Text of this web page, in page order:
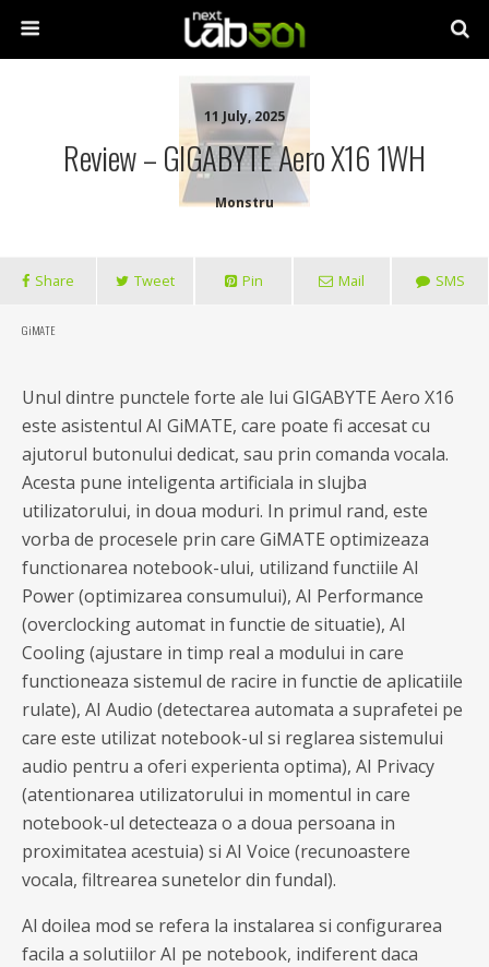
11 July, 2025
Review – GIGABYTE Aero X16 1WH
Monstru
Share Tweet Pin Mail SMS
GiMATE
Unul dintre punctele forte ale lui GIGABYTE Aero X16
este asistentul AI GiMATE, care poate fi accesat cu
ajutorul butonului dedicat, sau prin comanda vocala.
Acesta pune inteligenta artificiala in slujba
utilizatorului, in doua moduri. In primul rand, este
vorba de procesele prin care GiMATE optimizeaza
functionarea notebook-ului, utilizand functiile AI
Power (optimizarea consumului), AI Performance
(overclocking automat in functie de situatie), AI
Cooling (ajustare in timp real a modului in care
functioneaza sistemul de racire in functie de aplicatiile
rulate), AI Audio (detectarea automata a suprafetei pe
care este utilizat notebook-ul si reglarea sistemului
audio pentru a oferi experienta optima), AI Privacy
(atentionarea utilizatorului in momentul in care
notebook-ul detecteaza o a doua persoana in
proximitatea acestuia) si AI Voice (recunoastere
vocala, filtrearea sunetelor din fundal).
Al doilea mod se refera la instalarea si configurarea
facila a solutiilor AI pe notebook, indiferent daca